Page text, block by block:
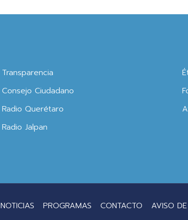
Transparencia
Consejo Ciudadano
Radio Querétaro
Radio Jalpan
NOTICIAS PROGRAMAS CONTACTO AVISO